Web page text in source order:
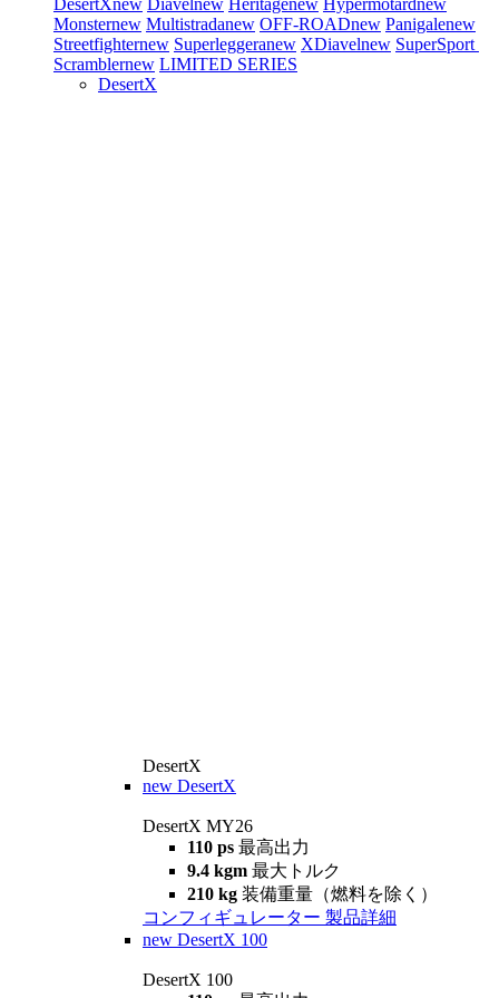
DesertXnew Diavelnew Heritagenew Hypermotardnew
Monsternew Multistradanew OFF-ROADnew Panigalenew
Streetfighternew Superleggeranew XDiavelnew SuperSport
Scramblernew LIMITED SERIES
DesertX
DesertX
new DesertX
DesertX MY26
110 ps 最高出力
9.4 kgm 最大トルク
210 kg 装備重量（燃料を除く）
コンフィギュレーター 製品詳細
new DesertX 100
DesertX 100